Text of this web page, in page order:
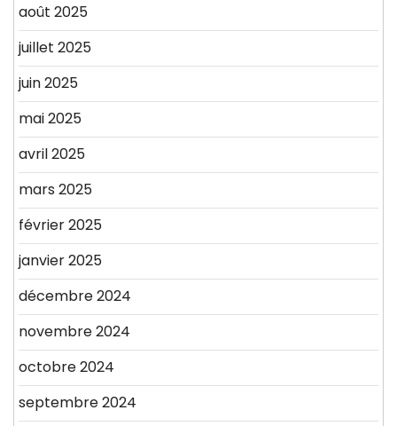
août 2025
juillet 2025
juin 2025
mai 2025
avril 2025
mars 2025
février 2025
janvier 2025
décembre 2024
novembre 2024
octobre 2024
septembre 2024